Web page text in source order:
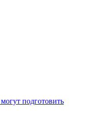
подготовить